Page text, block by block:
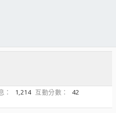
1,214 互動分數
42